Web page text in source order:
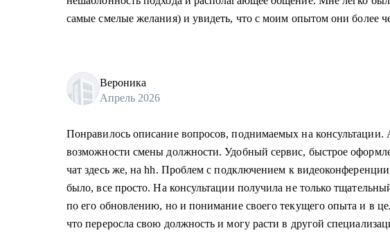
самые смелые желания) и увидеть, что с моим опытом они более
Вероника
Апрель 2026
Понравилось описание вопросов, поднимаемых на консультации.
возможности смены должности. Удобный сервис, быстрое
чат здесь же, на hh. Проблем с подключением к
было, все просто. На консультации получила не только
по его обновлению, но и понимание своего текущего опыта и в
что переросла свою должность и могу расти в другой